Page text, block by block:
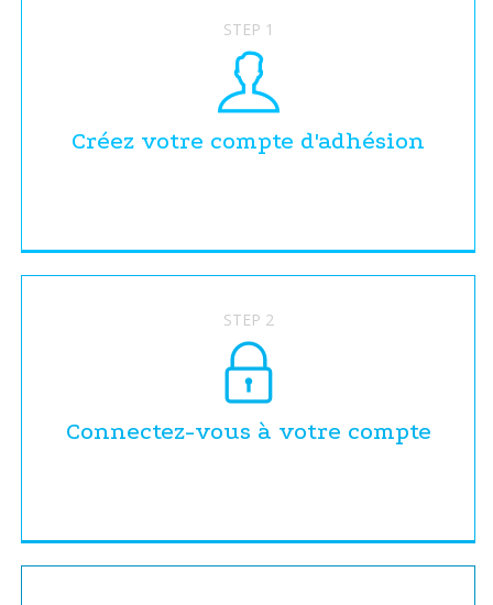
STEP 1
Créez votre compte d'adhésion
STEP 2
Connectez-vous à votre compte